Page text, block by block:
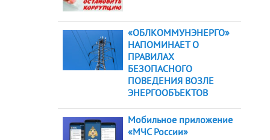
«ОБЛКОММУНЭНЕРГО»
НАПОМИНАЕТ О
ПРАВИЛАХ
БЕЗОПАСНОГО
ПОВЕДЕНИЯ ВОЗЛЕ
ЭНЕРГООБЪЕКТОВ
Мобильное приложение
«МЧС России»